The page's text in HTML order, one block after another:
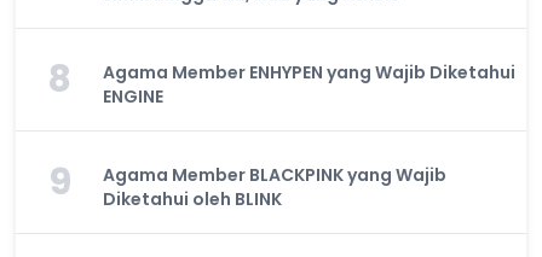
8
Agama Member ENHYPEN yang Wajib Diketahui
ENGINE
9
Agama Member BLACKPINK yang Wajib
Diketahui oleh BLINK